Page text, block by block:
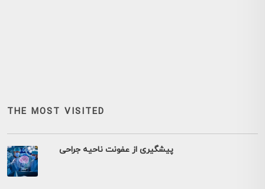
THE MOST VISITED
پیشگیری از عفونت ناحیه جراحی